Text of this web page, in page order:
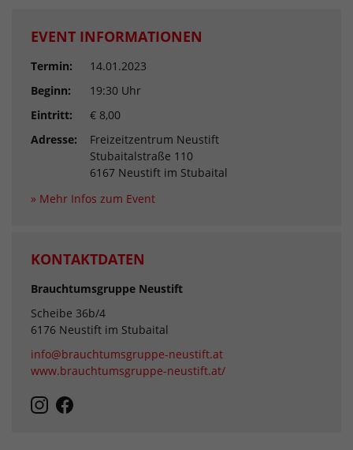
EVENT INFORMATIONEN
Termin:
14.01.2023
Beginn:
19:30 Uhr
Eintritt:
€ 8,00
Adresse:
Freizeitzentrum Neustift
Stubaitalstraße 110
6167 Neustift im Stubaital
» Mehr Infos zum Event
KONTAKTDATEN
Brauchtumsgruppe Neustift
Scheibe 36b/4
6176 Neustift im Stubaital
info@brauchtumsgruppe-neustift.at
www.brauchtumsgruppe-neustift.at/